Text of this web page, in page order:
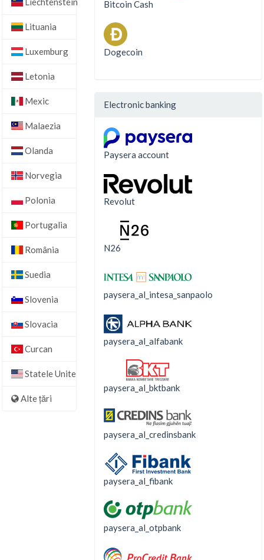
Lituania
Luxemburg
Letonia
Mexic
Malaezia
Olanda
Norvegia
Polonia
Portugalia
România
Suedia
Slovenia
Slovacia
Curcan
Statele Unite
Alte țări
Bitcoin Cash
Dogecoin
Electronic banking
Paysera account
Revolut
N26
paysera_al_intesa_sanpaolo
paysera_al_alfabank
paysera_al_bktbank
paysera_al_credinsbank
paysera_al_fibank
paysera_al_otpbank